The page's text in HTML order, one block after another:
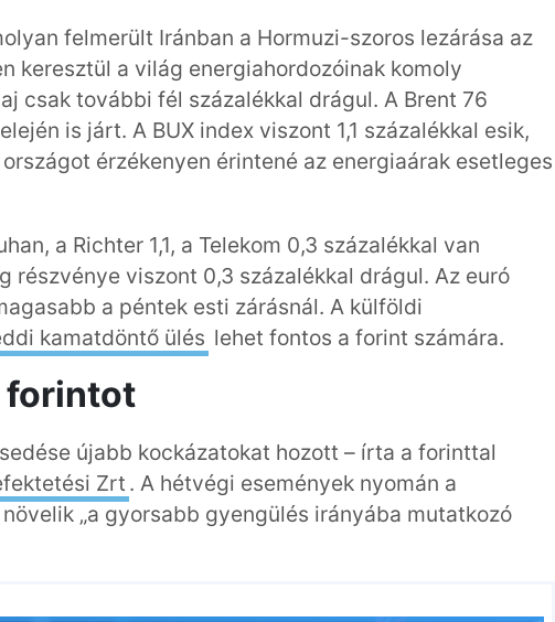
felmerült Iránban a Hormuzi-szoros lezárása az
keresztül a világ energiahordozóinak komoly
csak további fél százalékkal drágul. A Brent 76
is járt. A BUX index viszont 1,1 százalékkal esik,
érzékenyen érintené az energiaárak esetleges
a Richter 1,1, a Telekom 0,3 százalékkal van
részvénye viszont 0,3 százalékkal drágul. Az euró
a péntek esti zárásnál. A külföldi
kamatdöntő ülés lehet fontos a forint számára.
forintot
újabb kockázatokat hozott – írta a forinttal
Zrt . A hétvégi események nyomán a
„a gyorsabb gyengülés irányába mutatkozó